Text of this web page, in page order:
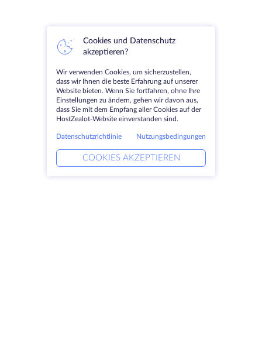
Cookies und Datenschutz
akzeptieren?
Wir verwenden Cookies, um sicherzustellen,
dass wir Ihnen die beste Erfahrung auf unserer
Website bieten. Wenn Sie fortfahren, ohne Ihre
Einstellungen zu ändern, gehen wir davon aus,
dass Sie mit dem Empfang aller Cookies auf der
HostZealot-Website einverstanden sind.
Datenschutzrichtlinie Nutzungsbedingungen
COOKIES AKZEPTIEREN